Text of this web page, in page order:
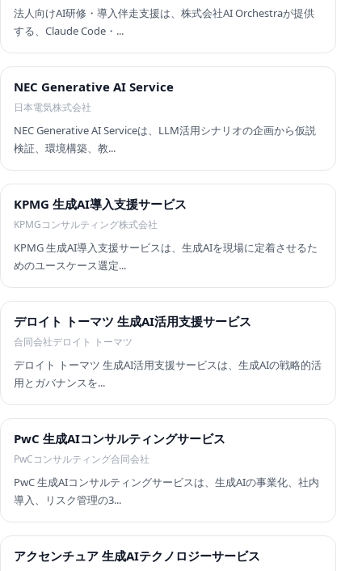
法人向けAI研修・導入伴走支援は、株式会社AI Orchestraが提供
する、Claude Code・...
NEC Generative AI Service
日本電気株式会社
NEC Generative AI Serviceは、LLM活用シナリオの企画から仮説
検証、環境構築、教...
KPMG 生成AI導入支援サービス
KPMGコンサルティング株式会社
KPMG 生成AI導入支援サービスは、生成AIを現場に定着させるた
めのユースケース選定...
デロイト トーマツ 生成AI活用支援サービス
合同会社デロイト トーマツ
デロイト トーマツ 生成AI活用支援サービスは、生成AIの戦略的活
用とガバナンスを...
PwC 生成AIコンサルティングサービス
PwCコンサルティング合同会社
PwC 生成AIコンサルティングサービスは、生成AIの事業化、社内
導入、リスク管理の3...
アクセンチュア 生成AIテクノロジーサービス